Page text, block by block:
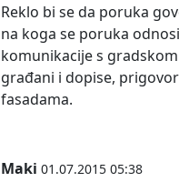
Reklo bi se da poruka
na koga se poruka
komunikacije s
građani i dopise,
fasadama.
Maki 01.07.2015 05:38